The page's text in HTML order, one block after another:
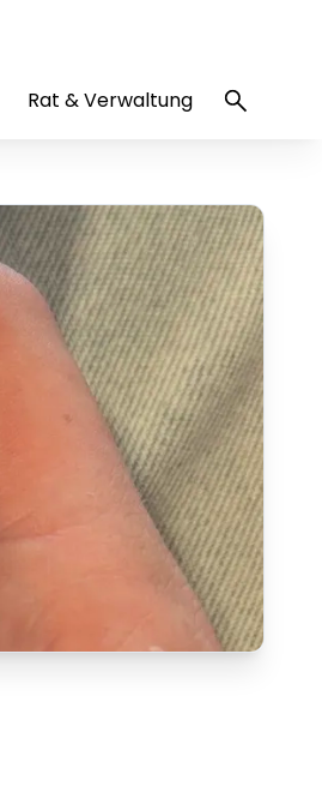
Rat & Verwaltung